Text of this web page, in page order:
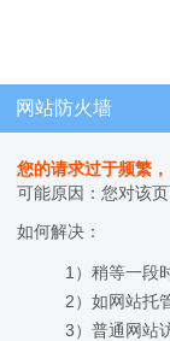
网站防火墙
您的请求过于频繁
可能原因：您对该
如何解决：
1）稍等一段
2）如网站托
3）普通网站